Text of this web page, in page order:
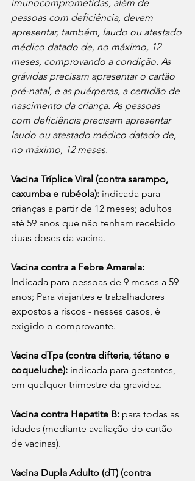
imunocomprometidas, além de
pessoas com deficiência, devem
apresentar, também, laudo ou atestado
médico datado de, no máximo, 12
meses, comprovando a condição. As
grávidas precisam apresentar o cartão
pré-natal, e as puérperas, a certidão de
nascimento da criança. As pessoas
com deficiência precisam apresentar
laudo ou atestado médico datado de,
no máximo, 12 meses.
Vacina Tríplice Viral (contra sarampo,
caxumba e rubéola): indicada para
crianças a partir de 12 meses; adultos
até 59 anos que não tenham recebido
duas doses da vacina.
Vacina contra a Febre Amarela:
Indicada para pessoas de 9 meses a 59
anos; Para viajantes e trabalhadores
expostos a riscos - nesses casos, é
exigido o comprovante.
Vacina dTpa (contra difteria, tétano e
coqueluche): indicada para gestantes,
em qualquer trimestre da gravidez.
Vacina contra Hepatite B: para todas as
idades (mediante avaliação do cartão
de vacinas).
Vacina Dupla Adulto (dT) (contra